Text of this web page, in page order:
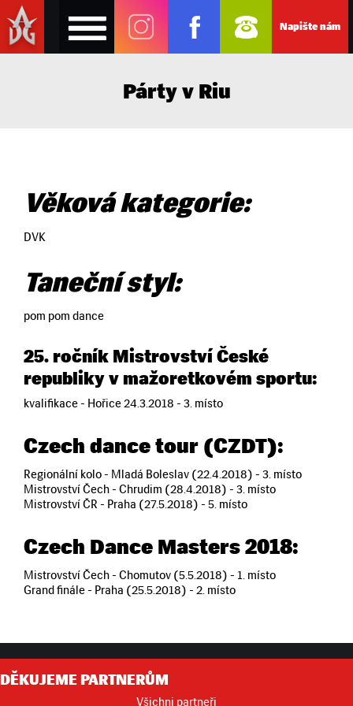
Napište nám
Párty v Riu
Věková kategorie:
DVK
Taneční styl:
pom pom dance
25. ročník Mistrovství České
republiky v mažoretkovém sportu:
kvalifikace - Hořice 24.3.2018 - 3. místo
Czech dance tour (CZDT):
Regionální kolo - Mladá Boleslav (22.4.2018) - 3. místo
Mistrovství Čech - Chrudim (28.4.2018) - 3. místo
Mistrovství ČR - Praha (27.5.2018) - 5. místo
Czech Dance Masters 2018:
Mistrovství Čech - Chomutov (5.5.2018) - 1. místo
Grand finále - Praha (25.5.2018) - 2. místo
DĚKUJEME PARTNERŮM
Všichni partneři